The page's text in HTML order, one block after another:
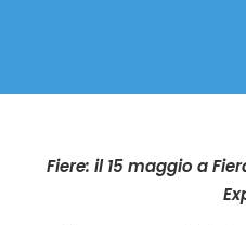
Fiere: il 15 maggio a